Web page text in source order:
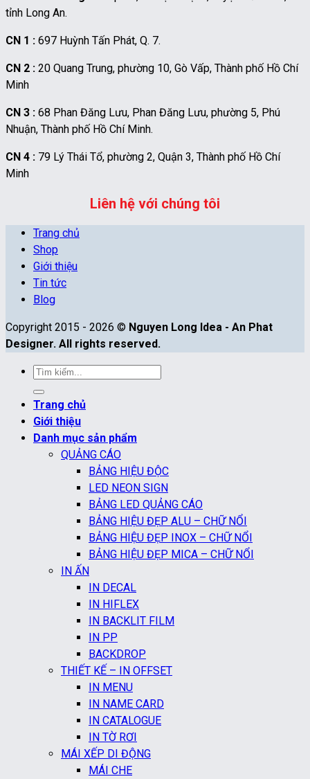
tỉnh Long An.
CN 1 : 697 Huỳnh Tấn Phát, Q. 7.
CN 2 : 20 Quang Trung, phường 10, Gò Vấp, Thành phố Hồ Chí
Minh
CN 3 : 68 Phan Đăng Lưu, Phan Đăng Lưu, phường 5, Phú
Nhuận, Thành phố Hồ Chí Minh.
CN 4 : 79 Lý Thái Tổ, phường 2, Quận 3, Thành phố Hồ Chí
Minh
Liên hệ với chúng tôi
Trang chủ
Shop
Giới thiệu
Tin tức
Blog
Copyright 2015 - 2026 © Nguyen Long Idea - An Phat
Designer. All rights reserved.
Tìm
kiếm:
Trang chủ
Giới thiệu
Danh mục sản phẩm
QUẢNG CÁO
BẢNG HIỆU ĐỘC
LED NEON SIGN
BẢNG LED QUẢNG CÁO
BẢNG HIỆU ĐẸP ALU – CHỮ NỔI
BẢNG HIỆU ĐẸP INOX – CHỮ NỔI
BẢNG HIỆU ĐẸP MICA – CHỮ NỔI
IN ẤN
IN DECAL
IN HIFLEX
IN BACKLIT FILM
IN PP
BACKDROP
THIẾT KẾ – IN OFFSET
IN MENU
IN NAME CARD
IN CATALOGUE
IN TỜ RƠI
MÁI XẾP DI ĐỘNG
MÁI CHE